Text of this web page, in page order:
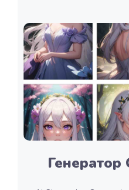
Генератор